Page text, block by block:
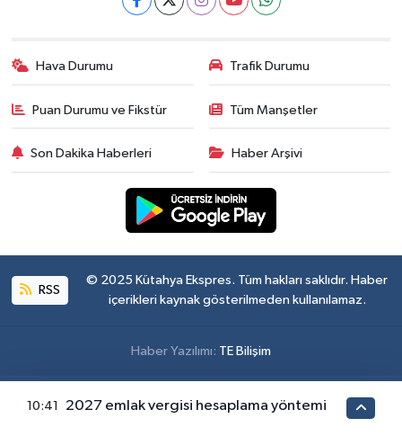
Hava Durumu Trafik Durumu
Puan Durumu ve Fikstür Tüm Manşetler
Son Dakika Haberleri Haber Arşivi
RSS
© 2025 Kütahya Ekspres. Tüm hakları saklıdır. Haber
içerikleri kaynak gösterilmeden kullanılamaz.
Haber Yazılımı: TE Bilişim
10:41 2027 emlak vergisi hesaplama yöntemi